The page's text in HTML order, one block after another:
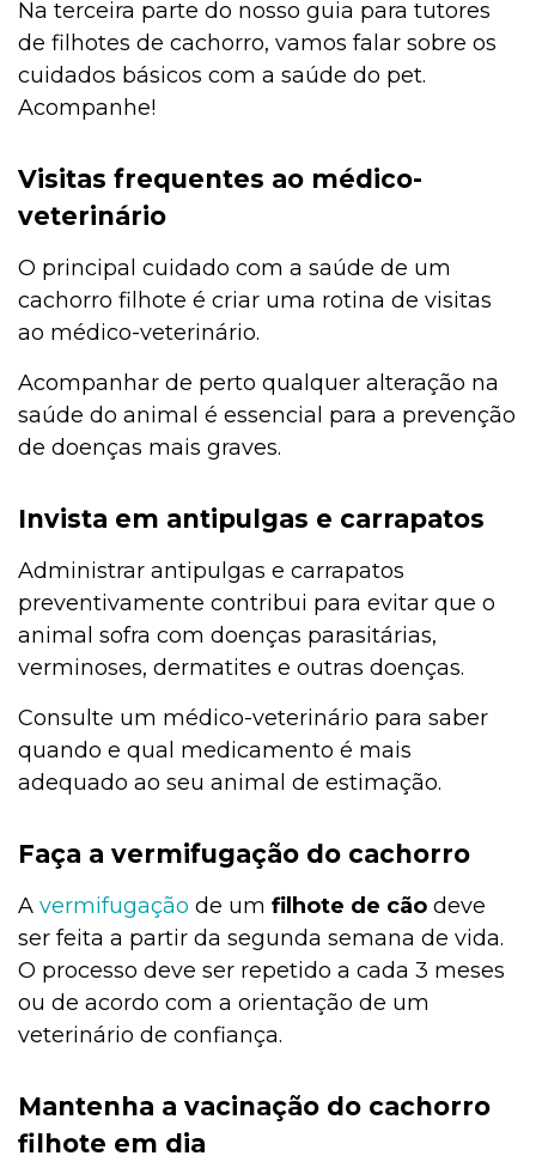
Na terceira parte do nosso guia para tutores
de filhotes de cachorro, vamos falar sobre os
cuidados básicos com a saúde do pet.
Acompanhe!
Visitas frequentes ao médico-
veterinário
O principal cuidado com a saúde de um
cachorro filhote é criar uma rotina de visitas
ao médico-veterinário.
Acompanhar de perto qualquer alteração na
saúde do animal é essencial para a prevenção
de doenças mais graves.
Invista em antipulgas e carrapatos
Administrar antipulgas e carrapatos
preventivamente contribui para evitar que o
animal sofra com doenças parasitárias,
verminoses, dermatites e outras doenças.
Consulte um médico-veterinário para saber
quando e qual medicamento é mais
adequado ao seu animal de estimação.
Faça a vermifugação do cachorro
A vermifugação de um filhote de cão deve
ser feita a partir da segunda semana de vida.
O processo deve ser repetido a cada 3 meses
ou de acordo com a orientação de um
veterinário de confiança.
Mantenha a vacinação do cachorro
filhote em dia